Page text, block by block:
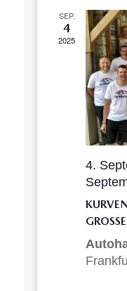
SEP.
4
2025
4.